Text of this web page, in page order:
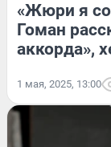
«Жюри я
Гоман
аккорда»,
1 мая, 2025, 13:00